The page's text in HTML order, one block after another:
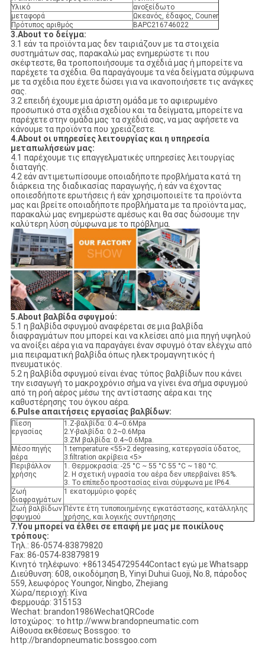
Υλικό
ανοξείδωτο
μεταφορά
Ωκεανός, έδαφος, Couner
Πρότυπος αριθμός
BAPC216746022
3.About το δείγμα:
3.1 εάν τα προϊόντα μας δεν ταιριάζουν με τα στοιχεία
συστημάτων σας, παρακαλώ μας ενημερώστε τι που
σκέφτεστε, θα τροποποιήσουμε τα σχέδιά μας ή μπορείτε να
παρέχετε τα σχέδια. Θα παραγάγουμε τα νέα δείγματα σύμφωνα
με τα σχέδια που έχετε δώσει για να ικανοποιήσετε τις ανάγκες
σας.
3.2 επειδή έχουμε μια άριστη ομάδα με το αφιερωμένο
προσωπικό στα σχέδια σχεδίου και τα δείγματα, μπορείτε να
παρέχετε στην ομάδα μας τα σχέδιά σας, να μας αφήσετε να
κάνουμε τα προϊόντα που χρειάζεστε.
4.About οι υπηρεσίες λειτουργίας και η υπηρεσία
μεταπωλήσεών μας:
4.1 παρέχουμε τις επαγγελματικές υπηρεσίες λειτουργίας
διαταγής.
4.2 εάν αντιμετωπίσουμε οποιαδήποτε προβλήματα κατά τη
διάρκεια της διαδικασίας παραγωγής, ή εάν να έχοντας
οποιεσδήποτε ερωτήσεις ή εάν χρησιμοποιείτε τα προϊόντα
μας και βρείτε οποιαδήποτε προβλήματα με τα προϊόντα μας,
παρακαλώ μας ενημερώστε αμέσως και θα σας δώσουμε την
καλύτερη λύση σύμφωνα με το πρόβλημα.
5.About βαλβίδα σφυγμού:
5.1 η βαλβίδα σφυγμού αναφέρεται σε μια βαλβίδα
διαφραγμάτων που μπορεί και να κλείσει από μια πηγή υψηλού
να ανοίξει αέρα για να παραγάγει έναν σφυγμό όταν ελέγχω από
μια πειραματική βαλβίδα όπως ηλεκτρομαγνητικός ή
πνευματικός.
5.2 η βαλβίδα σφυγμού είναι ένας τύπος βαλβίδων που κάνει
την εισαγωγή το μακροχρόνιο σήμα να γίνει ένα σήμα σφυγμού
από τη ροή αέρος μέσω της αντίστασης αέρα και της
καθυστέρησης του όγκου αέρα.
6.Pulse απαιτήσεις εργασίας βαλβίδων:
Πίεση
εργασίας
1.Z-βαλβίδα: 0.4~0.6Mpa
2.Y-βαλβίδα: 0.2~0.6Mpa
3.ZM βαλβίδα: 0.4~0.6Mpa.
Μέσο πηγής
αέρα
1.temperature <55>2.degreasing, κατεργασία ύδατος,
3.filtration ακρίβεια <5>
Περιβάλλον
χρήσης
1. Θερμοκρασία: -25 °C ~ 55 °C 55 °C ~ 180 °C.
2. Η σχετική υγρασία του αέρα δεν υπερβαίνει 85%.
3. Το επίπεδο προστασίας είναι σύμφωνα με IP64.
Ζωή
διαφραγμάτων
1 εκατομμύριο φορές
Ζωή βαλβίδων
σφυγμού
Πέντε έτη τυποποιημένης εγκατάστασης, κατάλληλης
χρήσης, και λογικής συντήρησης
7.You μπορεί να έλθει σε επαφή με μας με ποικίλους
τρόπους:
Τηλ.: 86-0574-83879820
Fax: 86-0574-83879819
Κινητό τηλέφωνο: +8613454729544Contact εγώ με Whatsapp
Διεύθυνση: 608, οικοδόμηση Β, Yinyi Duhui Guoji, No.8, πάροδος
559, λεωφόρος Youngor, Ningbo, Zhejiang
Χώρα/περιοχή: Κίνα
Φερμουάρ: 315153
Wechat: brandon1986WechatQRCode
Ιστοχώρος: το http://www.brandopneumatic.com
Αίθουσα εκθέσεως Bossgoo: το
http://brandopneumatic.bossgoo.com